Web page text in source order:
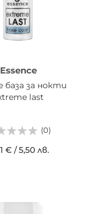
Essence
база за нокти
last
(0)
€/5,50 лв.